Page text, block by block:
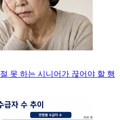
못 하는 시니어가 끊어야 할 행